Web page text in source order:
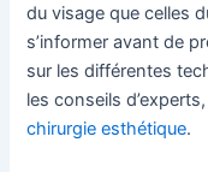
du visage que celles
s’informer avant de
sur les différentes
les conseils
chirurgie esthétique.